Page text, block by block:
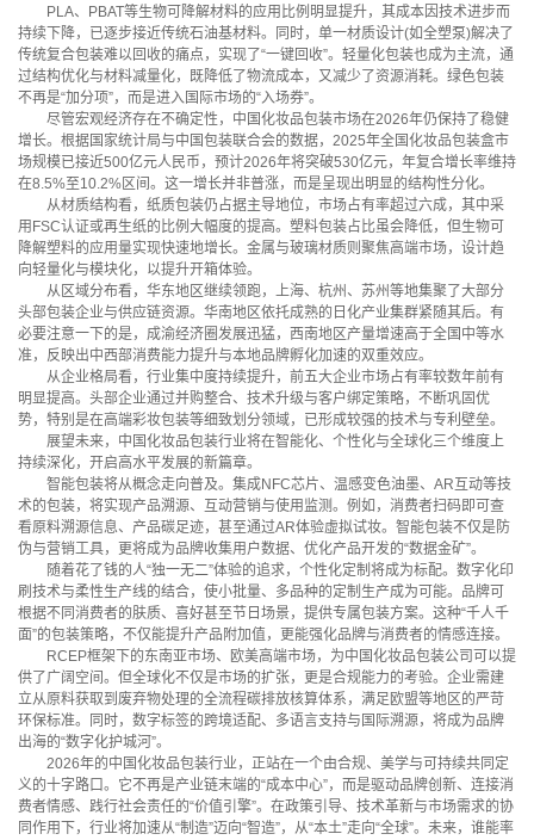
PLA、PBAT等生物可降解材料的应用比例明显提升，其成本因技术进步而
持续下降，已逐步接近传统石油基材料。同时，单一材质设计(如全塑泵)解决了
传统复合包装难以回收的痛点，实现了“一键回收”。轻量化包装也成为主流，通
过结构优化与材料减量化，既降低了物流成本，又减少了资源消耗。绿色包装
不再是“加分项”，而是进入国际市场的“入场券”。
尽管宏观经济存在不确定性，中国化妆品包装市场在2026年仍保持了稳健
增长。根据国家统计局与中国包装联合会的数据，2025年全国化妆品包装盒市
场规模已接近500亿元人民币，预计2026年将突破530亿元，年复合增长率维持
在8.5%至10.2%区间。这一增长并非普涨，而是呈现出明显的结构性分化。
从材质结构看，纸质包装仍占据主导地位，市场占有率超过六成，其中采
用FSC认证或再生纸的比例大幅度的提高。塑料包装占比虽会降低，但生物可
降解塑料的应用量实现快速地增长。金属与玻璃材质则聚焦高端市场，设计趋
向轻量化与模块化，以提升开箱体验。
从区域分布看，华东地区继续领跑，上海、杭州、苏州等地集聚了大部分
头部包装企业与供应链资源。华南地区依托成熟的日化产业集群紧随其后。有
必要注意一下的是，成渝经济圈发展迅猛，西南地区产量增速高于全国中等水
准，反映出中西部消费能力提升与本地品牌孵化加速的双重效应。
从企业格局看，行业集中度持续提升，前五大企业市场占有率较数年前有
明显提高。头部企业通过并购整合、技术升级与客户绑定策略，不断巩固优
势，特别是在高端彩妆包装等细致划分领域，已形成较强的技术与专利壁垒。
展望未来，中国化妆品包装行业将在智能化、个性化与全球化三个维度上
持续深化，开启高水平发展的新篇章。
智能包装将从概念走向普及。集成NFC芯片、温感变色油墨、AR互动等技
术的包装，将实现产品溯源、互动营销与使用监测。例如，消费者扫码即可查
看原料溯源信息、产品碳足迹，甚至通过AR体验虚拟试妆。智能包装不仅是防
伪与营销工具，更将成为品牌收集用户数据、优化产品开发的“数据金矿”。
随着花了钱的人“独一无二”体验的追求，个性化定制将成为标配。数字化印
刷技术与柔性生产线的结合，使小批量、多品种的定制生产成为可能。品牌可
根据不同消费者的肤质、喜好甚至节日场景，提供专属包装方案。这种“千人千
面”的包装策略，不仅能提升产品附加值，更能强化品牌与消费者的情感连接。
RCEP框架下的东南亚市场、欧美高端市场，为中国化妆品包装公司可以提
供了广阔空间。但全球化不仅是市场的扩张，更是合规能力的考验。企业需建
立从原料获取到废弃物处理的全流程碳排放核算体系，满足欧盟等地区的严苛
环保标准。同时，数字标签的跨境适配、多语言支持与国际溯源，将成为品牌
出海的“数字化护城河”。
2026年的中国化妆品包装行业，正站在一个由合规、美学与可持续共同定
义的十字路口。它不再是产业链末端的“成本中心”，而是驱动品牌创新、连接消
费者情感、践行社会责任的“价值引擎”。在政策引导、技术革新与市场需求的协
同作用下，行业将加速从“制造”迈向“智造”，从“本土”走向“全球”。未来，谁能率